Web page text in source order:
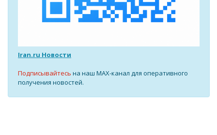
Iran.ru Новости
Подписывайтесь на наш MAX-канал для оперативного
получения новостей.